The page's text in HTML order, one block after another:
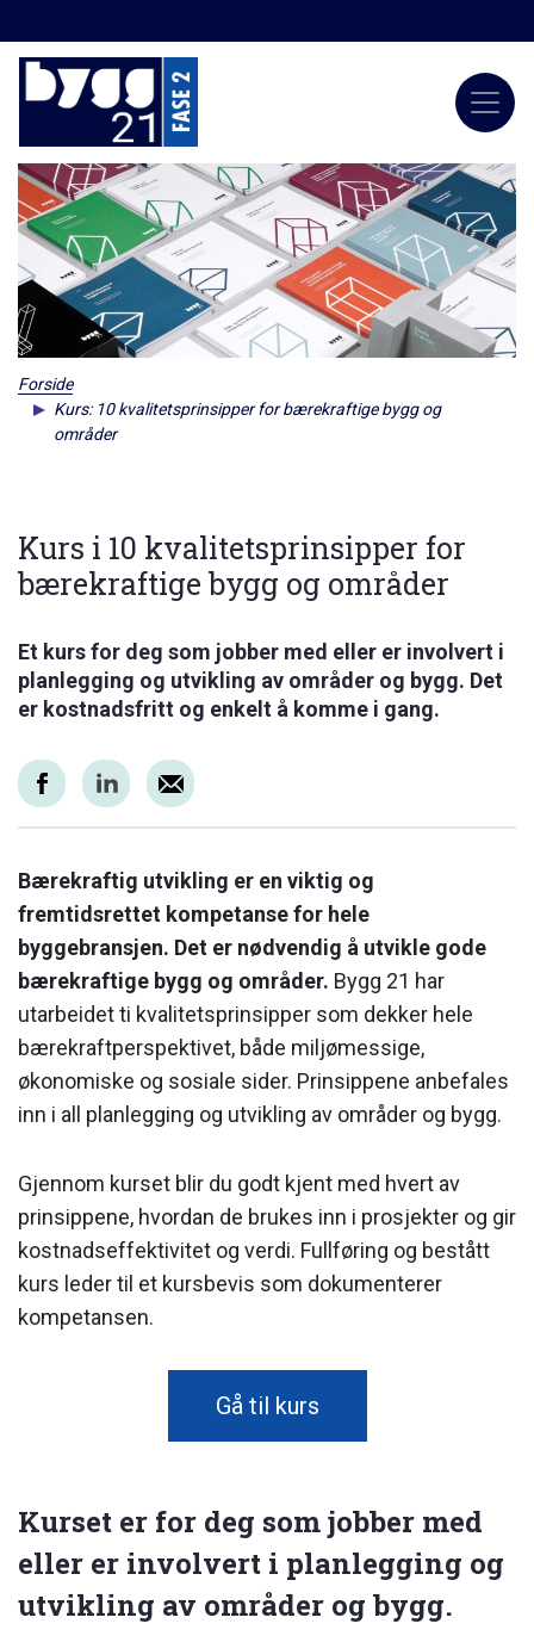
Forside
Kurs: 10 kvalitetsprinsipper for bærekraftige bygg og
områder
Kurs i 10 kvalitetsprinsipper for
bærekraftige bygg og områder
Et kurs for deg som jobber med eller er involvert i
planlegging og utvikling av områder og bygg. Det
er kostnadsfritt og enkelt å komme i gang.
Bærekraftig utvikling er en viktig og
fremtidsrettet kompetanse for hele
byggebransjen. Det er nødvendig å utvikle gode
bærekraftige bygg og områder. Bygg 21 har
utarbeidet ti kvalitetsprinsipper som dekker hele
bærekraftperspektivet, både miljømessige,
økonomiske og sosiale sider. Prinsippene anbefales
inn i all planlegging og utvikling av områder og bygg.
Gjennom kurset blir du godt kjent med hvert av
prinsippene, hvordan de brukes inn i prosjekter og gir
kostnadseffektivitet og verdi. Fullføring og bestått
kurs leder til et kursbevis som dokumenterer
kompetansen.
Gå til kurs
Kurset er for deg som jobber med
eller er involvert i planlegging og
utvikling av områder og bygg.